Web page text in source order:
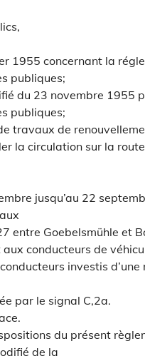
1955 concernant la
publiques;
du 23 novembre 1955
publiques;
travaux de
la circulation sur la
jusqu’au 22
entre Goebelsmühle et
conducteurs de
investis
par le signal C,2a.
du présent
de la